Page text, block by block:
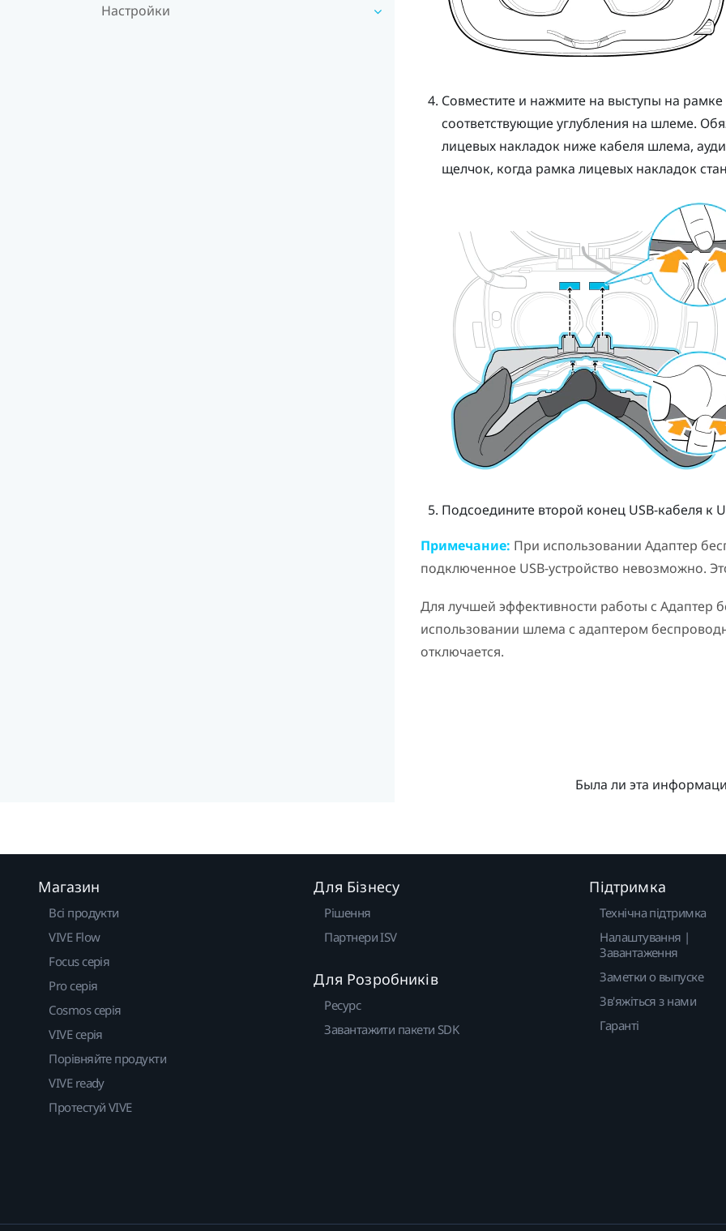
Настройки
Совместите и нажмите на выступы на
соответствующие углубления на шлеме.
лицевых накладок ниже кабеля шлема,
щелчок, когда рамка лицевых накладок
Подсоедините второй конец USB-кабеля к
Примечание: При использовании Адаптер
подключенное USB-устройство невозможно.
Для лучшей эффективности работы с Адаптер
использовании шлема с адаптером
отключается.
Была ли эта
Магазин
Всі продукти
VIVE Flow
Focus серія
Pro серія
Cosmos серія
VIVE серія
Порівняйте продукти
VIVE ready
Протестуй VIVE
Для Бізнесу
Рішення
Партнери ISV
Для Розробників
Ресурс
Завантажити пакети SDK
Підтримка
Технічна підтримка
Налаштування |
Завантаження
Заметки о выпуске
Зв'яжіться з нами
Гаранті